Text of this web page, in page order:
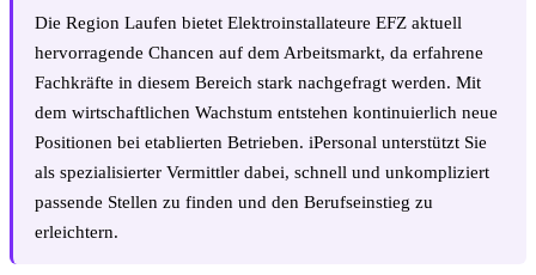
Die Region Laufen bietet Elektroinstallateure EFZ aktuell
hervorragende Chancen auf dem Arbeitsmarkt, da erfahrene
Fachkräfte in diesem Bereich stark nachgefragt werden. Mit
dem wirtschaftlichen Wachstum entstehen kontinuierlich neue
Positionen bei etablierten Betrieben. iPersonal unterstützt Sie
als spezialisierter Vermittler dabei, schnell und unkompliziert
passende Stellen zu finden und den Berufseinstieg zu
erleichtern.